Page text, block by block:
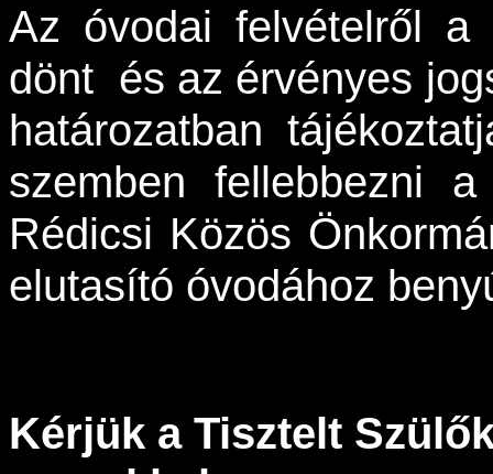
Az óvodai felvételről a
dönt és az érvényes
határozatban
szemben fellebbezni
Rédicsi Közös
elutasító óvodához
Kérjük a Tisztelt